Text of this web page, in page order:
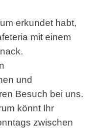
erkundet habt,
mit einem
und
Besuch bei uns.
könnt Ihr
zwischen